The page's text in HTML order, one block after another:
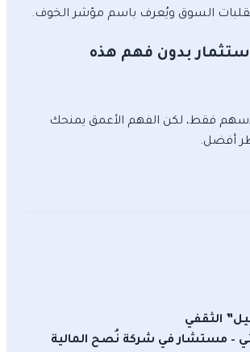
السوق ويُعرف باسم مؤشر الخوف.
بدون فهم هذه
فقط، لكن الفهم الأعمق يمنحك
أفضل.
الثقفي
– مستشار في شركة نُصح المالية